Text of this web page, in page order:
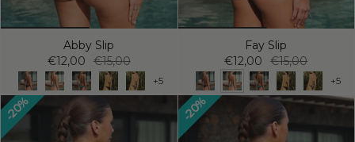
Abby Slip
€12,00
€15,00
+5
Fay Slip
€12,00
€15,00
+5
20% 20%